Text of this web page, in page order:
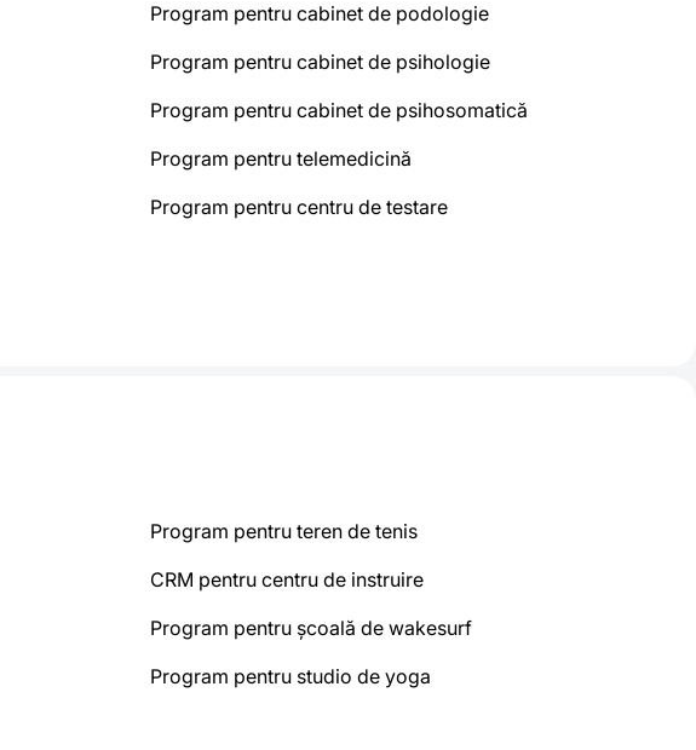
Program pentru cabinet de podologie
Program pentru cabinet de psihologie
Program pentru cabinet de psihosomatică
Program pentru telemedicină
Program pentru centru de testare
Program pentru teren de tenis
CRM pentru centru de instruire
Program pentru școală de wakesurf
Program pentru studio de yoga